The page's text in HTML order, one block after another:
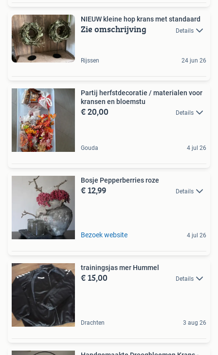
NIEUW kleine hop krans met standaard
Zie omschrijving Details
Rijssen 24 jun 26
Partij herfstdecoratie / materialen voor
kransen en bloemstu
€ 20,00 Details
Gouda 4 jul 26
Bosje Pepperberries roze
€ 12,99 Details
Bezoek website 4 jul 26
trainingsjas mer Hummel
€ 15,00 Details
Drachten 3 aug 26